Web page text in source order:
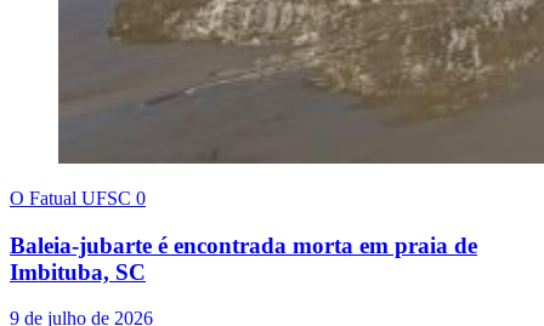
O Fatual UFSC 0
Baleia-jubarte é encontrada morta em praia de
Imbituba, SC
9 de julho de 2026